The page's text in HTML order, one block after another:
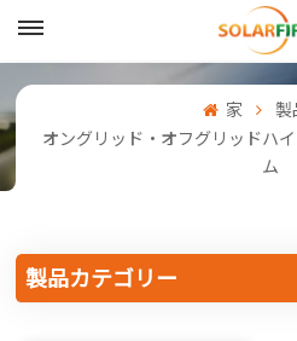
English
中文
家
製
オングリッド・オフグリッドハ
ム
製品カテゴリー